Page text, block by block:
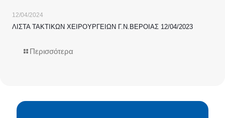
12/04/2024
ΛΙΣΤΑ ΤΑΚΤΙΚΩΝ ΧΕΙΡΟΥΡΓΕΙΩΝ Γ.Ν.ΒΕΡΟΙΑΣ 12/04/2023
Περισσότερα